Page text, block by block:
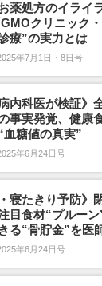
薬処方のイライ
クリニック
療”の実力とは
年7月1日・8日号
病内科医が検証》
事実発覚、健康
血糖値の真実”
年6月24日号
・寝たきり予防》
注目食材“プルー
る“骨貯金”を医
年6月24日号